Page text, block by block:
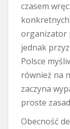
czasem
organizator
jednak
Polsce
również na
zaczyna
proste
Obecność